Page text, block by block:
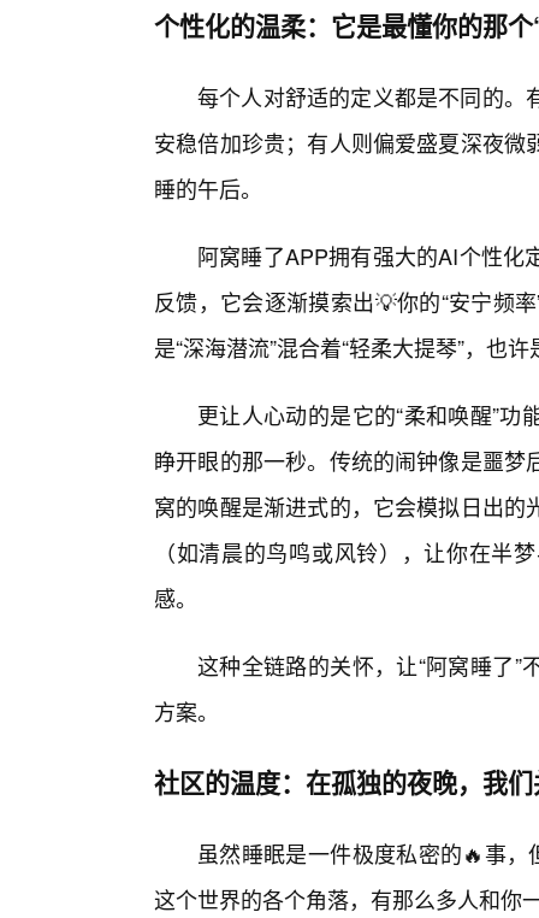
个性化的温柔：它是最懂你的那
每个人对舒适的定义都是不同的。
安稳倍加珍贵；有人则偏爱盛夏深夜
睡的午后。
阿窝睡了APP拥有强大的AI个性化
反馈，它会逐渐摸索出💡你的“安宁频
是“深海潜流”混合着“轻柔大提琴”，也
更让人心动的是它的“柔和唤醒”
睁开眼的那一秒。传统的闹钟像是噩
窝的唤醒是渐进式的，它会模拟日出
（如清晨的鸟鸣或风铃），让你在半
感。
这种全链路的关怀，让“阿窝睡了
方案。
社区的温度：在孤独的夜晚，我
虽然睡眠是一件极度私密的🔥事，
这个世界的各个角落，有那么多人和你